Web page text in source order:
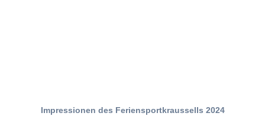
Impressionen des Feriensportkraussells 2024